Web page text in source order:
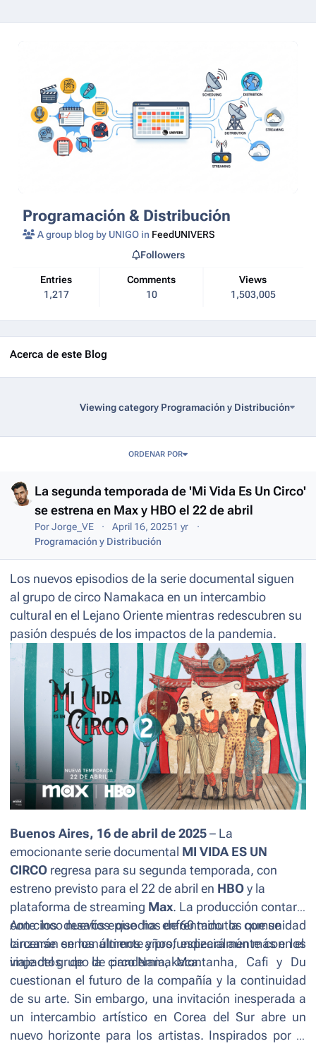
Programación & Distribución
A group blog by UNIGO in FeedUNIVERS
Entries
1,217
Comments
10
Views
1,503,005
Followers
Acerca de este Blog
Viewing category Programación y Distribución
ORDENAR POR
La segunda temporada de 'Mi Vida Es Un Circo'
se estrena en Max y HBO el 22 de abril
PorJorge_VE April 16, 20251 yr
Programación y Distribución
Los nuevos episodios de la serie documental siguen
al grupo de circo Namakaca en un intercambio
cultural en el Lejano Oriente mientras redescubren su
pasión después de los impactos de la pandemia.
Buenos Aires, 16 de abril de 2025 – La
emocionante serie documental MI VIDA ES UN
CIRCO regresa para su segunda temporada, con
estreno previsto para el 22 de abril en HBO y la
plataforma de streaming Max. La producción contará
con cinco nuevos episodios de 60 minutos que se
lanzarán semanalmente y profundizará aún más en el
viaje del grupo de circo Namakaca.
Ante los desafíos que ha enfrentado la comunidad
circense en los últimos años, especialmente con los
impactos de la pandemia, Montanha, Cafi y Du
cuestionan el futuro de la compañía y la continuidad
de su arte. Sin embargo, una invitación inesperada a
un intercambio artístico en Corea del Sur abre un
nuevo horizonte para los artistas. Inspirados por la